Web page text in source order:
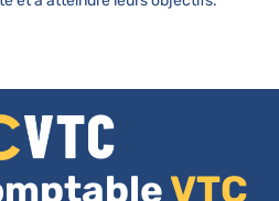
VTC